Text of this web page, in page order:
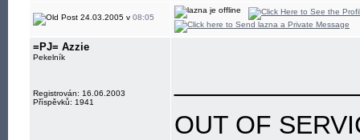
24.03.2005 v 08:05
=PJ= Azzie
Pekelník
Registrován: 16.06.2003
Příspěvků: 1941
OUT OF